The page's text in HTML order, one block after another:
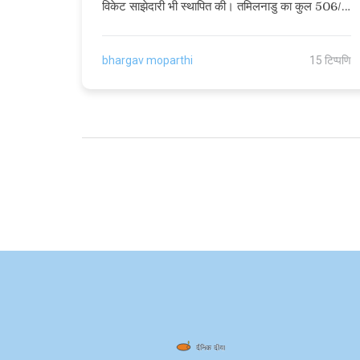
विकेट साझेदारी भी स्थापित की। तमिलनाडु का कुल 506/2
bhargav moparthi 15 टिप्पणि